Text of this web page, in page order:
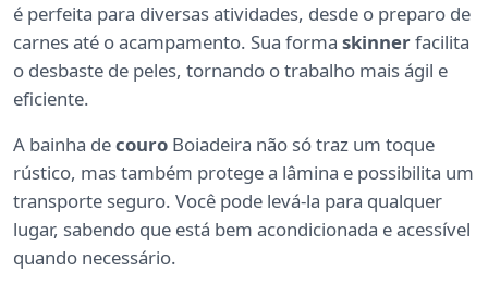
é perfeita para diversas atividades, desde o preparo de
carnes até o acampamento. Sua forma skinnerfacilita
o desbaste de peles, tornando o trabalho mais ágil e
eficiente.
A bainha decouro Boiadeira não só traz um toque
rústico, mas também protege a lâmina e possibilita um
transporte seguro. Você pode levá-la para qualquer
lugar, sabendo que está bem acondicionada e acessível
quando necessário.